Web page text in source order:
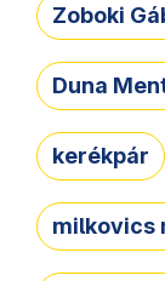
Zoboki
Duna
kerékpár
milkovics